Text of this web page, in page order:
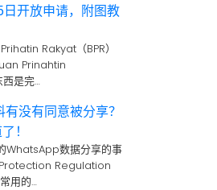
日开放申请，附图教
Rakyat（BPR）
Prinahtin
是完…
没有同意被分享？
！
WhatsApp数据分享的事
Regulation
用的…